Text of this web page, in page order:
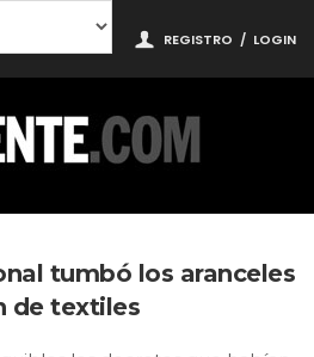
REGISTRO / LOGIN
tumbó los aranceles
de textiles